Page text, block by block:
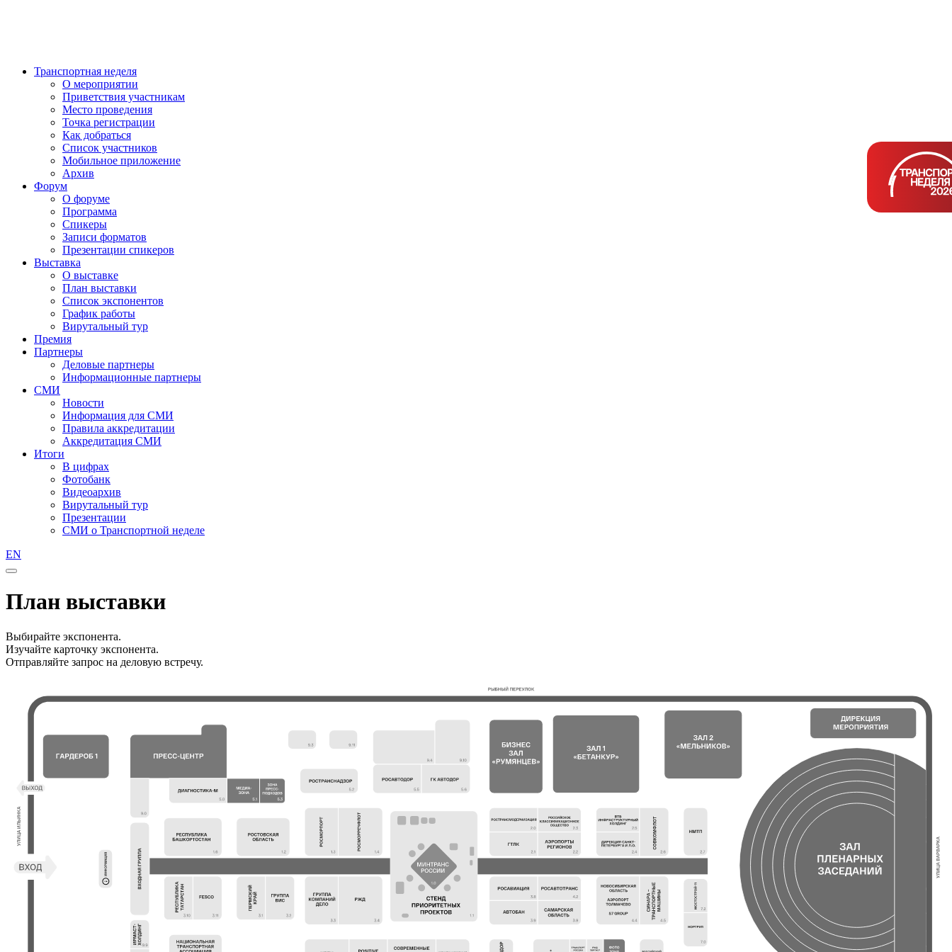
Транспортная неделя
О мероприятии
Приветствия участникам
Место проведения
Точка регистрации
Как добраться
Список участников
Мобильное приложение
Архив
Форум
О форуме
Программа
Спикеры
Записи форматов
Презентации спикеров
Выставка
О выставке
План выставки
Список экспонентов
График работы
Вирутальный тур
Премия
Партнеры
Деловые партнеры
Информационные партнеры
СМИ
Новости
Информация для СМИ
Правила аккредитации
Аккредитация СМИ
Итоги
В цифрах
Фотобанк
Видеоархив
Вирутальный тур
Презентации
СМИ о Транспортной неделе
EN
План выставки
Выбирайте экспонента.
Изучайте карточку экспонента.
Отправляйте запрос на деловую встречу.